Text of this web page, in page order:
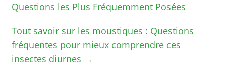
Questions les Plus Fréquemment Posées
Tout savoir sur les moustiques : Questions
fréquentes pour mieux comprendre ces
insectes diurnes →